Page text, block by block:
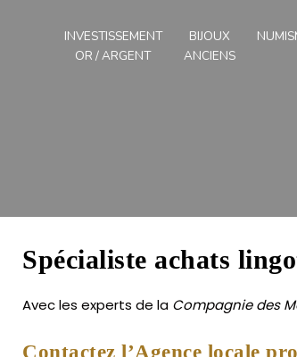
INVESTISSEMENT
OR / ARGENT
BIJOUX
ANCIENS
Spécialiste achats
Avec les experts de la Compagnie des
Contactez l’Agence locale